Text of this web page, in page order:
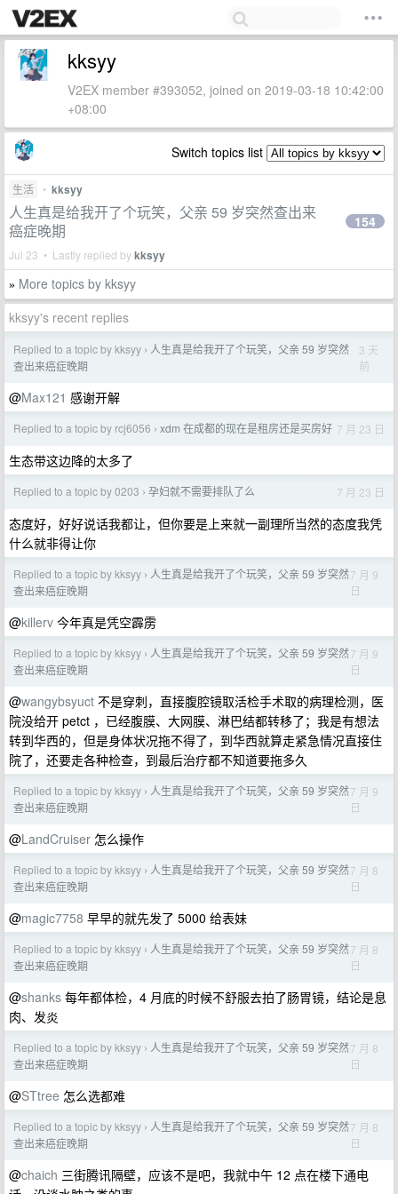
kksyy
V2EX member #393052, joined on 2019-03-18 10:42:00
+08:00
Switch topics list
生活 • kksyy
人生真是给我开了个玩笑，父亲 59 岁突然查出来
癌症晚期
Jul 23 • Lastly replied bykksyy
154
» More topics by kksyy
kksyy's recent replies
Replied to a topic by kksyy › 人生真是给我开了个玩笑，父亲 59 岁突然
查出来癌症晚期
3 天
前
@Max121 感谢开解
Replied to a topic by rcj6056 › xdm 在成都的现在是租房还是买房好 7 月 23 日
生态带这边降的太多了
Replied to a topic by 0203 › 孕妇就不需要排队了么 7 月 23 日
态度好，好好说话我都让，但你要是上来就一副理所当然的态度我凭
什么就非得让你
Replied to a topic by kksyy › 人生真是给我开了个玩笑，父亲 59 岁突然
查出来癌症晚期
7 月 9
日
@killerv 今年真是凭空霹雳
Replied to a topic by kksyy › 人生真是给我开了个玩笑，父亲 59 岁突然
查出来癌症晚期
7 月 9
日
@wangybsyuct 不是穿刺，直接腹腔镜取活检手术取的病理检测，医
院没给开 petct ，已经腹膜、大网膜、淋巴结都转移了；我是有想法
转到华西的，但是身体状况拖不得了，到华西就算走紧急情况直接住
院了，还要走各种检查，到最后治疗都不知道要拖多久
Replied to a topic by kksyy › 人生真是给我开了个玩笑，父亲 59 岁突然
查出来癌症晚期
7 月 9
日
@LandCruiser 怎么操作
Replied to a topic by kksyy › 人生真是给我开了个玩笑，父亲 59 岁突然
查出来癌症晚期
7 月 8
日
@magic7758 早早的就先发了 5000 给表妹
Replied to a topic by kksyy › 人生真是给我开了个玩笑，父亲 59 岁突然
查出来癌症晚期
7 月 8
日
@shanks 每年都体检，4 月底的时候不舒服去拍了肠胃镜，结论是息
肉、发炎
Replied to a topic by kksyy › 人生真是给我开了个玩笑，父亲 59 岁突然
查出来癌症晚期
7 月 8
日
@STtree 怎么选都难
Replied to a topic by kksyy › 人生真是给我开了个玩笑，父亲 59 岁突然
查出来癌症晚期
7 月 8
日
@chaich 三街腾讯隔壁，应该不是吧，我就中午 12 点在楼下通电